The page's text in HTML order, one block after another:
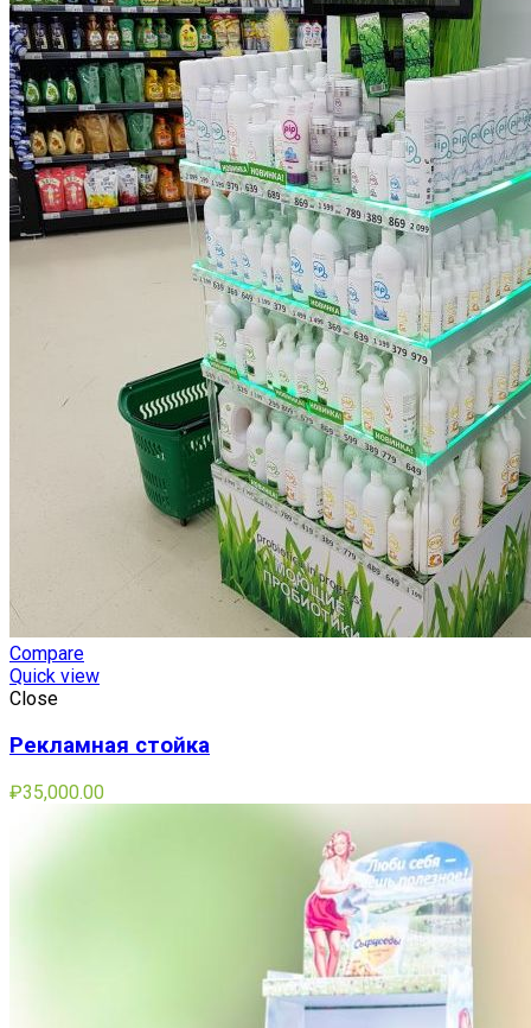
Compare
Quick view
Close
Рекламная стойка
₽35,000.00